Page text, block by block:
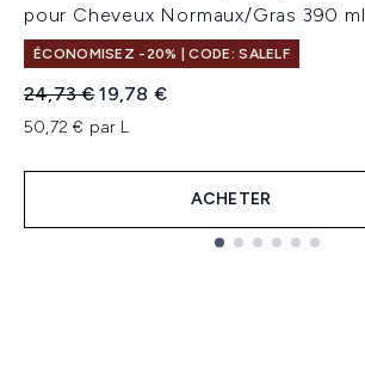
pour Cheveux Normaux/Gras 390 ml
ÉCONOMISEZ -20% | CODE: SALELF
Prix de vente :
24,73 €Prix ​​actuel :
19,78 €
50,72 € par L
ACHETER